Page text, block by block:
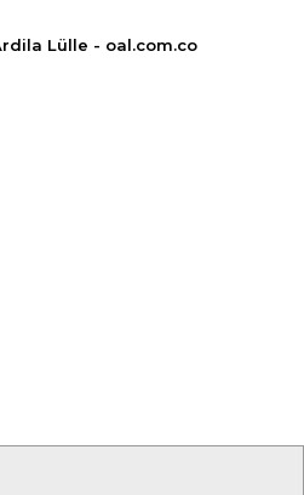
Lülle - oal.com.co